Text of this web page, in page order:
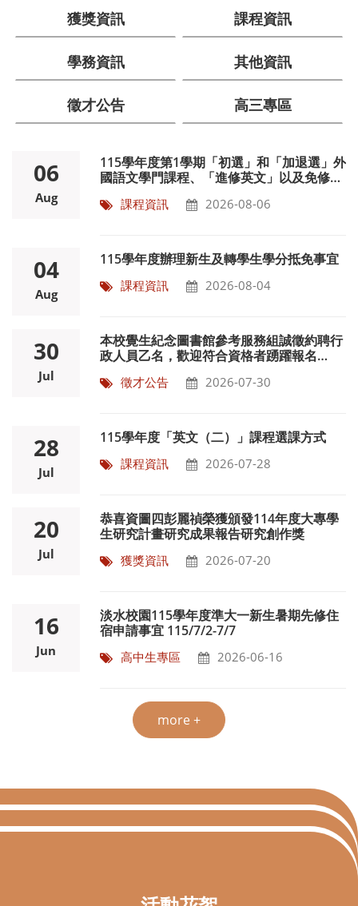
獲獎資訊 課程資訊
學務資訊 其他資訊
徵才公告 高三專區
06
Aug
115學年度第1學期「初選」和「加退選」外
國語文學門課程、「進修英文」以及免修外
文（一）、外文（二）課程相關事宜
課程資訊 2026-08-06
04
Aug
115學年度辦理新生及轉學生學分抵免事宜
課程資訊 2026-08-04
30
Jul
本校覺生紀念圖書館參考服務組誠徵約聘行
政人員乙名，歡迎符合資格者踴躍報名
~115/8/17
徵才公告 2026-07-30
28
Jul
115學年度「英文（二）」課程選課方式
課程資訊 2026-07-28
20
Jul
恭喜資圖四彭麗禎榮獲頒發114年度大專學
生研究計畫研究成果報告研究創作獎
獲獎資訊 2026-07-20
16
Jun
淡水校園115學年度準大一新生暑期先修住
宿申請事宜 115/7/2-7/7
高中生專區 2026-06-16
more +